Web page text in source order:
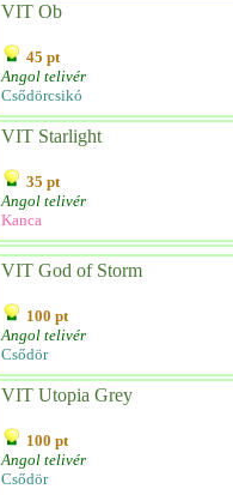
VIT Ob
45 pt
Angol telivér
Csődörcsikó
VIT Starlight
35 pt
Angol telivér
Kanca
VIT God of Storm
100 pt
Angol telivér
Csődör
VIT Utopia Grey
100 pt
Angol telivér
Csődör